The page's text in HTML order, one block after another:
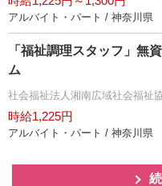
アルバイト・パート / 神奈川県
「福祉調理スタッフ」無
ム
社会福祉法人湘南広域社会福祉
時給1,225円
アルバイト・パート / 神奈川県